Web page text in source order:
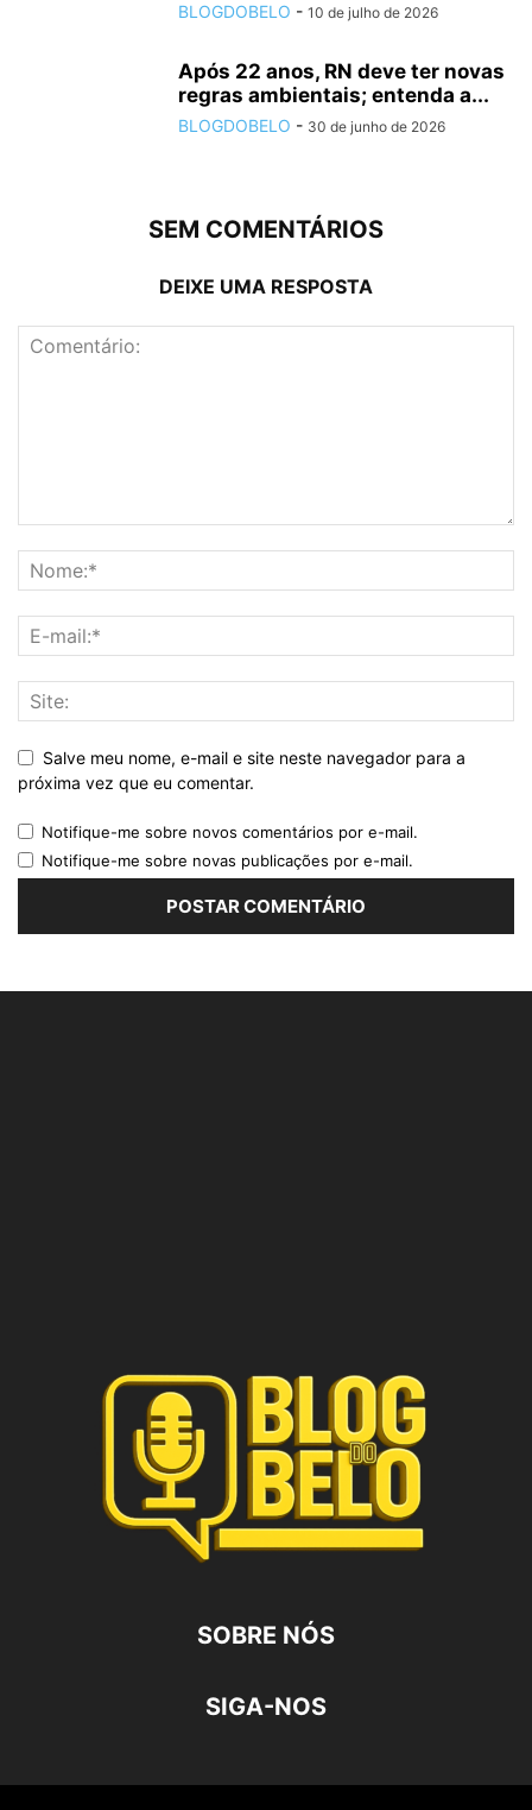
BLOGDOBELO - 10 de julho de 2026
Após 22 anos, RN deve ter novas
regras ambientais; entenda a...
BLOGDOBELO - 30 de junho de 2026
SEM COMENTÁRIOS
DEIXE UMA RESPOSTA
Salve meu nome, e-mail e site neste navegador para a
próxima vez que eu comentar.
Notifique-me sobre novos comentários por e-mail.
Notifique-me sobre novas publicações por e-mail.
SOBRE NÓS
SIGA-NOS